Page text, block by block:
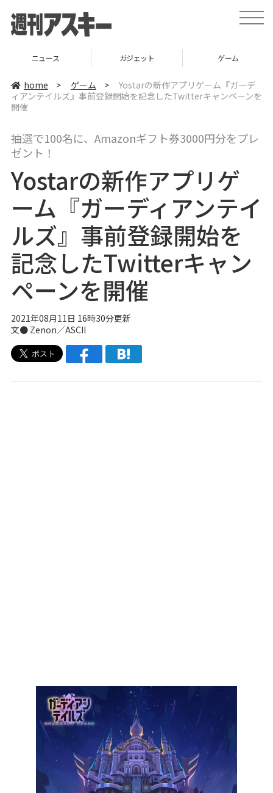
t
o
a
v
i
i
o
ニュース ガジェット ゲーム
home > ゲーム >
Yostarの新作アプリゲーム『ガーデ
ィアンテイルズ』事前登録開始を記念したTwitterキャンペーンを
開催
抽選で100名に、Amazonギフト券3000円分をプレ
ゼント！
Yostarの新作アプリゲ
ーム『ガーディアンテイ
ルズ』事前登録開始を
記念したTwitterキャン
ペーンを開催
2021年08月11日 16時30分更新
文● Zenon／ASCII